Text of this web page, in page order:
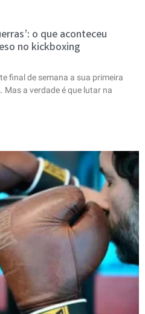
o que aconteceu
no kickboxing
final de semana a sua primeira
Mas a verdade é que lutar na